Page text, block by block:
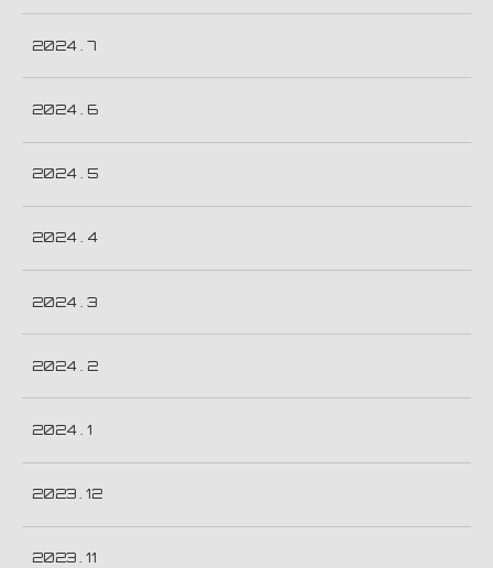
2024 . 7
2024 . 6
2024 . 5
2024 . 4
2024 . 3
2024 . 2
2024 . 1
2023 . 12
2023 . 11